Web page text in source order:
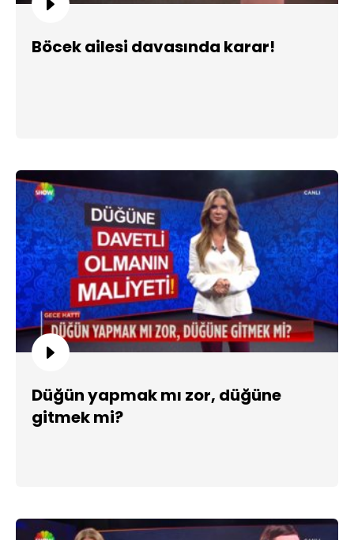
Böcek ailesi davasında karar!
Düğün yapmak mı zor, düğüne
gitmek mi?